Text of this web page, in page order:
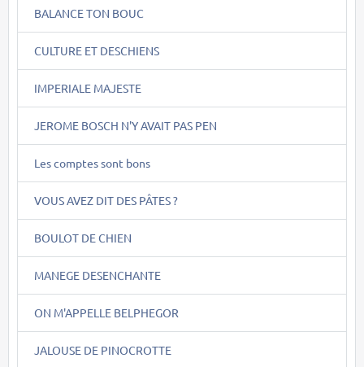
BALANCE TON BOUC
CULTURE ET DESCHIENS
IMPERIALE MAJESTE
JEROME BOSCH N'Y AVAIT PAS PEN
Les comptes sont bons
VOUS AVEZ DIT DES PÂTES ?
BOULOT DE CHIEN
MANEGE DESENCHANTE
ON M'APPELLE BELPHEGOR
JALOUSE DE PINOCROTTE